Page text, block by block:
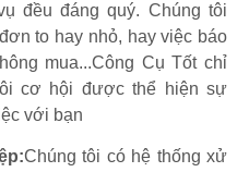
đều đáng quý. Chúng tôi
to hay nhỏ, hay việc báo
mua...Công Cụ Tốt chỉ
cơ hội được thể hiện sự
với bạn
Chúng tôi có hệ thống xử